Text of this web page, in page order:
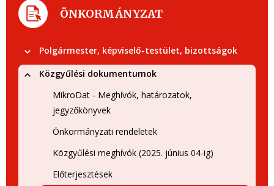
ÖNKORMÁNYZAT
Polgármester, képviselő-testület, bizottságok
Közgyűlési dokumentumok
MikroDat - Meghívók, határozatok,
jegyzőkönyvek
Önkormányzati rendeletek
Közgyűlési meghívók (2025. június 04-ig)
Előterjesztések